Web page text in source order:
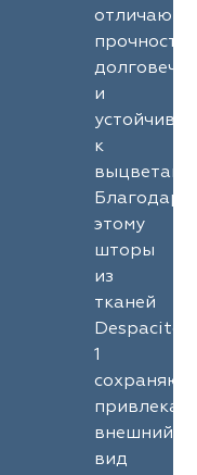
и
к
Благодаря
этому
шторы
из
тканей
Despacito
1
сохраняют
внешний
вид